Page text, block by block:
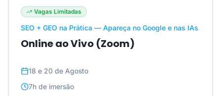
Vagas Limitadas
SEO + GEO na Prática — Apareça no Google e nas IAs
Online ao Vivo (Zoom)
18 e 20 de Agosto
7h de imersão